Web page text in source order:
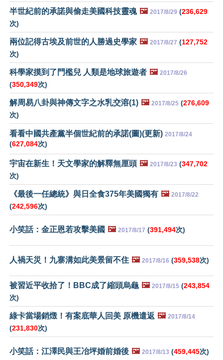
半世紀前的承諾與偷走美國科技靈魂 🖼️ 2017/8/29 (236,629
次)
兩位記得古埃及前世的人勝過史學家 🖼️ 2017/8/27 (127,752
次)
科學家摸到了門檻兒 人類是地球旅遊者 🖼️ 2017/8/26
(350,349次)
解周易八卦與神傳文字之水乳交溶(1) 🖼️ 2017/8/25 (276,609
次)
看看中國共產黨半個世紀前的承諾(圖)(更新) 2017/8/24
(627,084次)
宇宙在新生！天文學家的解釋無厘頭 🖼️ 2017/8/23 (347,702
次)
《最後一任總統》與日全食375年美國獨有 🖼️ 2017/8/22
(242,596次)
小笑話：金正恩若攻擊美國 🖼️ 2017/8/17 (391,494次)
人禍天災！九寨溝如此美景留不住 🖼️ 2017/8/16 (359,538次)
被習近平收拾了！BBC成了縮頭烏龜 🖼️ 2017/8/15 (243,854
次)
綠卡當場銷燬！有案底華人回美 原機遣返 🖼️ 2017/8/14
(231,830次)
小笑話：江澤民與王冶坪婚前婚後 🖼️ 2017/8/13 (459,445次)